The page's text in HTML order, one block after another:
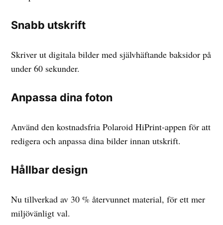
Snabb utskrift
Skriver ut digitala bilder med självhäftande baksidor på
under 60 sekunder.
Anpassa dina foton
Använd den kostnadsfria Polaroid HiPrint-appen för att
redigera och anpassa dina bilder innan utskrift.
Hållbar design
Nu tillverkad av 30 % återvunnet material, för ett mer
miljövänligt val.